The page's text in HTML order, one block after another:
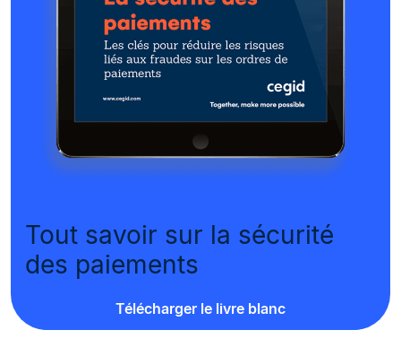
Tout savoir sur la sécurité
des paiements
Télécharger le livre blanc